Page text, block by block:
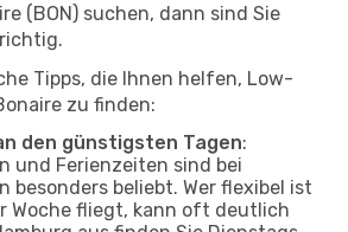
(BON) suchen, dann sind Sie
Tipps, die Ihnen helfen, Low-
zu finden:
den günstigsten Tagen:
und Ferienzeiten sind bei
besonders beliebt. Wer flexibel ist
Woche fliegt, kann oft deutlich